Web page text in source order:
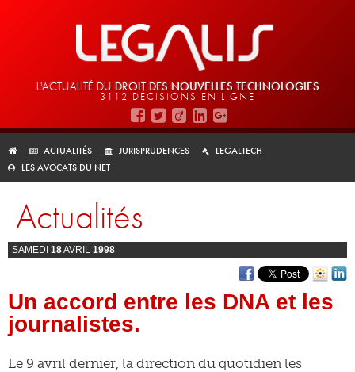
L'ACTUALITÉ DU DROIT DES NOUVELLES TECHNOLOGIES
3112 DÉCISIONS EN LIGNE
ACTUALITÉS JURISPRUDENCES
LEGALTECH
LES AVOCATS DU NET
Actualités
SAMEDI 18AVRIL 1998
Un accord entre les DNA et les
journalistes.
Le 9 avril dernier, la direction du quotidien les